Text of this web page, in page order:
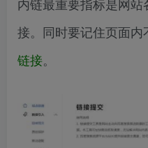
接。同时要记住页面
链接。